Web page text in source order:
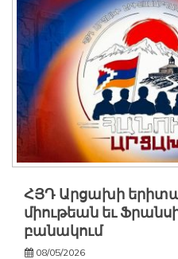
ՀՅԴ Արցախի
միութեան եւ
բանակում
08/05/2026